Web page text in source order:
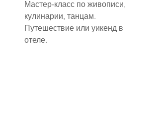
Мастер-класс по живописи,
кулинарии, танцам.
Путешествие или уикенд в
отеле.